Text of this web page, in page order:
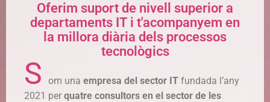
Oferim suport de nivell superior a
departaments IT i t'acompanyem en
la millora diària dels processos
tecnològics
S om una empresa del sector IT fundada l’any
2021 per quatre consultors en el sector de les